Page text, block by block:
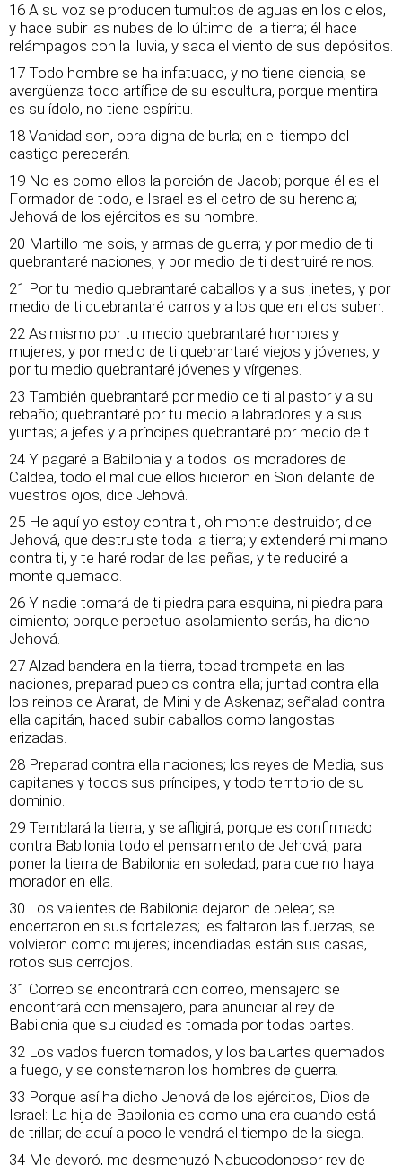
16 A su voz se producen tumultos de aguas en los cielos,
y hace subir las nubes de lo último de la tierra; él hace
relámpagos con la lluvia, y saca el viento de sus depósitos.
17 Todo hombre se ha infatuado, y no tiene ciencia; se
avergüenza todo artífice de su escultura, porque mentira
es su ídolo, no tiene espíritu.
18 Vanidad son, obra digna de burla; en el tiempo del
castigo perecerán.
19 No es como ellos la porción de Jacob; porque él es el
Formador de todo, e Israel es el cetro de su herencia;
Jehová de los ejércitos es su nombre.
20 Martillo me sois, y armas de guerra; y por medio de ti
quebrantaré naciones, y por medio de ti destruiré reinos.
21 Por tu medio quebrantaré caballos y a sus jinetes, y por
medio de ti quebrantaré carros y a los que en ellos suben.
22 Asimismo por tu medio quebrantaré hombres y
mujeres, y por medio de ti quebrantaré viejos y jóvenes, y
por tu medio quebrantaré jóvenes y vírgenes.
23 También quebrantaré por medio de ti al pastor y a su
rebaño; quebrantaré por tu medio a labradores y a sus
yuntas; a jefes y a príncipes quebrantaré por medio de ti.
24 Y pagaré a Babilonia y a todos los moradores de
Caldea, todo el mal que ellos hicieron en Sion delante de
vuestros ojos, dice Jehová.
25 He aquí yo estoy contra ti, oh monte destruidor, dice
Jehová, que destruiste toda la tierra; y extenderé mi mano
contra ti, y te haré rodar de las peñas, y te reduciré a
monte quemado.
26 Y nadie tomará de ti piedra para esquina, ni piedra para
cimiento; porque perpetuo asolamiento serás, ha dicho
Jehová.
27 Alzad bandera en la tierra, tocad trompeta en las
naciones, preparad pueblos contra ella; juntad contra ella
los reinos de Ararat, de Mini y de Askenaz; señalad contra
ella capitán, haced subir caballos como langostas
erizadas.
28 Preparad contra ella naciones; los reyes de Media, sus
capitanes y todos sus príncipes, y todo territorio de su
dominio.
29 Temblará la tierra, y se afligirá; porque es confirmado
contra Babilonia todo el pensamiento de Jehová, para
poner la tierra de Babilonia en soledad, para que no haya
morador en ella.
30 Los valientes de Babilonia dejaron de pelear, se
encerraron en sus fortalezas; les faltaron las fuerzas, se
volvieron como mujeres; incendiadas están sus casas,
rotos sus cerrojos.
31 Correo se encontrará con correo, mensajero se
encontrará con mensajero, para anunciar al rey de
Babilonia que su ciudad es tomada por todas partes.
32 Los vados fueron tomados, y los baluartes quemados
a fuego, y se consternaron los hombres de guerra.
33 Porque así ha dicho Jehová de los ejércitos, Dios de
Israel: La hija de Babilonia es como una era cuando está
de trillar; de aquí a poco le vendrá el tiempo de la siega.
34 Me devoró, me desmenuzó Nabucodonosor rey de